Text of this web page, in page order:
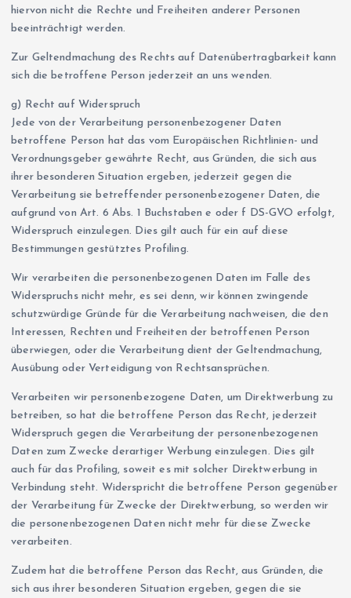
hiervon nicht die Rechte und Freiheiten anderer Personen
beeinträchtigt werden.
Zur Geltendmachung des Rechts auf Datenübertragbarkeit kann
sich die betroffene Person jederzeit an uns wenden.
g) Recht auf Widerspruch
Jede von der Verarbeitung personenbezogener Daten
betroffene Person hat das vom Europäischen Richtlinien- und
Verordnungsgeber gewährte Recht, aus Gründen, die sich aus
ihrer besonderen Situation ergeben, jederzeit gegen die
Verarbeitung sie betreffender personenbezogener Daten, die
aufgrund von Art. 6 Abs. 1 Buchstaben e oder f DS-GVO erfolgt,
Widerspruch einzulegen. Dies gilt auch für ein auf diese
Bestimmungen gestütztes Profiling.
Wir verarbeiten die personenbezogenen Daten im Falle des
Widerspruchs nicht mehr, es sei denn, wir können zwingende
schutzwürdige Gründe für die Verarbeitung nachweisen, die den
Interessen, Rechten und Freiheiten der betroffenen Person
überwiegen, oder die Verarbeitung dient der Geltendmachung,
Ausübung oder Verteidigung von Rechtsansprüchen.
Verarbeiten wir personenbezogene Daten, um Direktwerbung zu
betreiben, so hat die betroffene Person das Recht, jederzeit
Widerspruch gegen die Verarbeitung der personenbezogenen
Daten zum Zwecke derartiger Werbung einzulegen. Dies gilt
auch für das Profiling, soweit es mit solcher Direktwerbung in
Verbindung steht. Widerspricht die betroffene Person gegenüber
der Verarbeitung für Zwecke der Direktwerbung, so werden wir
die personenbezogenen Daten nicht mehr für diese Zwecke
verarbeiten.
Zudem hat die betroffene Person das Recht, aus Gründen, die
sich aus ihrer besonderen Situation ergeben, gegen die sie